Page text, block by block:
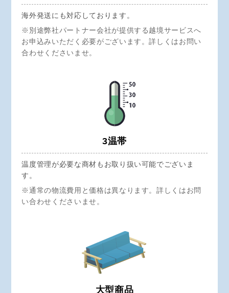
海外発送にも対応しております。
※別途弊社パートナー会社が提供する越境サービスへ
お申込みいただく必要がございます。詳しくはお問い
合わせくださいませ。
3温帯
温度管理が必要な商材もお取り扱い可能でございま
す。
※通常の物流費用と価格は異なります。詳しくはお問
い合わせくださいませ。
大型商品